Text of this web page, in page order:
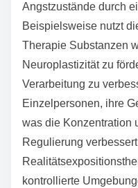
Plattformen sind
Verfügbarkeit, die den
der Nutzer gerecht
jedoch je nach
der App variieren.
Welche innovativen
Innovative Therapien
Gesundheit umfassen